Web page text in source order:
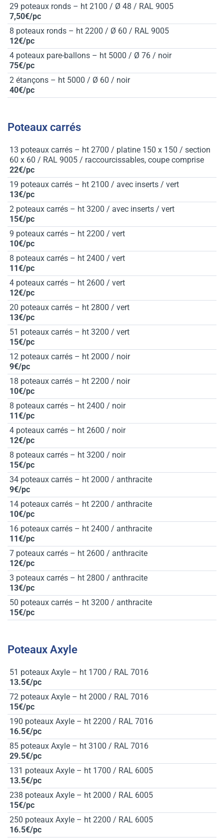
29 poteaux ronds – ht 2100 / Ø 48 / RAL 9005
7,50€/pc
8 poteaux ronds – ht 2200 / Ø 60 / RAL 9005
12€/pc
4 poteaux pare-ballons – ht 5000 / Ø 76 / noir
75€/pc
2 étançons – ht 5000 / Ø 60 / noir
40€/pc
Poteaux carrés
13 poteaux carrés – ht 2700 / platine 150 x 150 / section
60 x 60 / RAL 9005 / raccourcissables, coupe comprise
22€/pc
19 poteaux carrés – ht 2100 / avec inserts / vert
13€/pc
2 poteaux carrés – ht 3200 / avec inserts / vert
15€/pc
9 poteaux carrés – ht 2200 / vert
10€/pc
8 poteaux carrés – ht 2400 / vert
11€/pc
4 poteaux carrés – ht 2600 / vert
12€/pc
20 poteaux carrés – ht 2800 / vert
13€/pc
51 poteaux carrés – ht 3200 / vert
15€/pc
12 poteaux carrés – ht 2000 / noir
9€/pc
18 poteaux carrés – ht 2200 / noir
10€/pc
8 poteaux carrés – ht 2400 / noir
11€/pc
4 poteaux carrés – ht 2600 / noir
12€/pc
8 poteaux carrés – ht 3200 / noir
15€/pc
34 poteaux carrés – ht 2000 / anthracite
9€/pc
14 poteaux carrés – ht 2200 / anthracite
10€/pc
16 poteaux carrés – ht 2400 / anthracite
11€/pc
7 poteaux carrés – ht 2600 / anthracite
12€/pc
3 poteaux carrés – ht 2800 / anthracite
13€/pc
50 poteaux carrés – ht 3200 / anthracite
15€/pc
Poteaux Axyle
51 poteaux Axyle – ht 1700 / RAL 7016
13.5€/pc
72 poteaux Axyle – ht 2000 / RAL 7016
15€/pc
190 poteaux Axyle – ht 2200 / RAL 7016
16.5€/pc
85 poteaux Axyle – ht 3100 / RAL 7016
29.5€/pc
131 poteaux Axyle – ht 1700 / RAL 6005
13.5€/pc
238 poteaux Axyle – ht 2000 / RAL 6005
15€/pc
250 poteaux Axyle – ht 2200 / RAL 6005
16.5€/pc